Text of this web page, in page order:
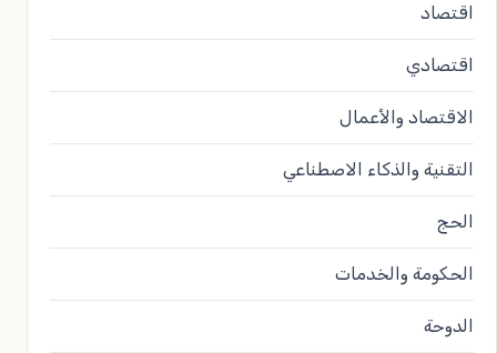
اقتصاد
اقتصادي
الاقتصاد والأعمال
التقنية والذكاء الاصطناعي
الحج
الحكومة والخدمات
الدوحة